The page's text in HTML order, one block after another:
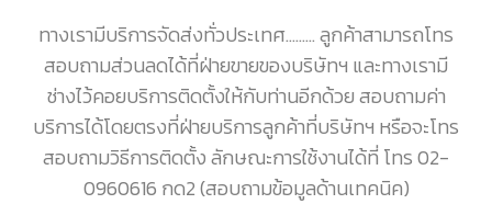
ทางเรามีบริการจัดส่งทั่วประเทศ……… ลูกค้าสามารถโทร
สอบถามส่วนลดได้ที่ฝ่ายขายของบริษัทฯ และทางเรามี
ช่างไว้คอยบริการติดตั้งให้กับท่านอีกด้วย สอบถามค่า
บริการได้โดยตรงที่ฝ่ายบริการลูกค้าที่บริษัทฯ หรือจะโทร
สอบถามวิธีการติดตั้ง ลักษณะการใช้งานได้ที่ โทร 02-
0960616 กด2 (สอบถามข้อมูลด้านเทคนิค)